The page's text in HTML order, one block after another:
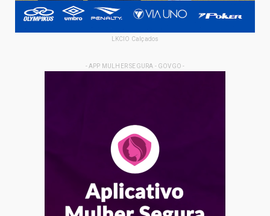
LKCIO Calçados
- APP MULHER SEGURA - GOVGO -